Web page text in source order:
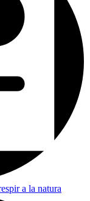
a la natura